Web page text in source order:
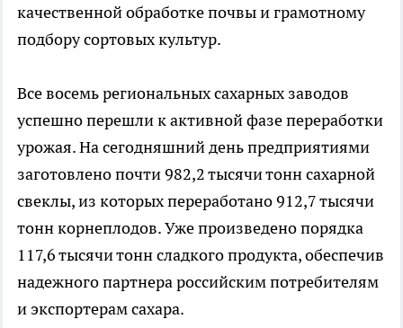
качественной обработке почвы и грамотному
подбору сортовых культур.
Все восемь региональных сахарных заводов
успешно перешли к активной фазе переработки
урожая. На сегодняшний день предприятиями
заготовлено почти 982,2 тысячи тонн сахарной
свеклы, из которых переработано 912,7 тысячи
тонн корнеплодов. Уже произведено порядка
117,6 тысячи тонн сладкого продукта, обеспечив
надежного партнера российским потребителям
и экспортерам сахара.